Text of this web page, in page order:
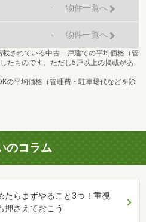
- 物件一覧へ
- 物件一覧へ
されている中古一戸建ての平均価格（管
たものです。ただし5戸以上の掲載があ
の平均価格（管理費・駐車場代などを除
のコラム
たらまずやること3つ！重視
押さえておこう